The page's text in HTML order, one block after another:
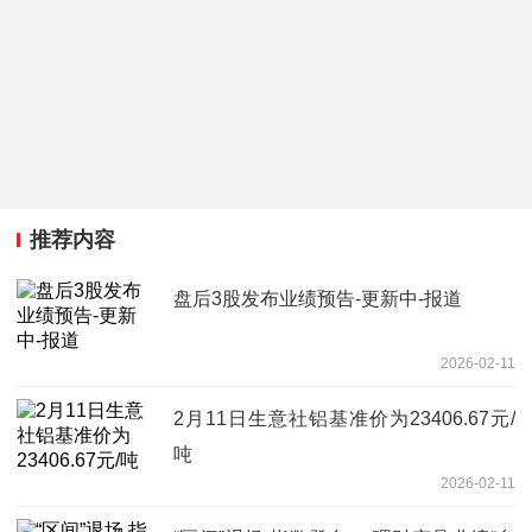
推荐内容
盘后3股发布业绩预告-更新中-报道
2026-02-11
2月11日生意社铝基准价为23406.67元/
吨
2026-02-11